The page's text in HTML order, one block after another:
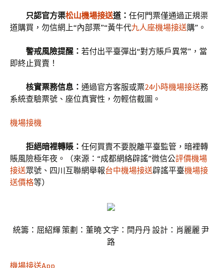
只認官方渠松山機場接送道： 任何門票僅通過正規渠
道購買，勿信網上“內部票”“黃牛代九人座機場接送購”。
警戒風險提醒： 若付出平臺彈出“對方賬戶異常”，當
即終止買賣！
核實票務信息： 通過官方客服或票24小時機場接送務
系統查驗票號、座位真實性，勿輕信截圖。
機場接機
拒絕暗裡轉賬： 任何買賣不要脫離平臺監管，暗裡轉
賬風險極年夜。（來源：“成都網絡辟謠”微信公評價機場
接送眾號、四川互聯網舉報台中機場接送辟謠平臺機場接
送價格等）
統籌：屈紹輝 策劃：董曉 文字：閆丹丹 設計：肖麗麗 尹
路
機場接送App